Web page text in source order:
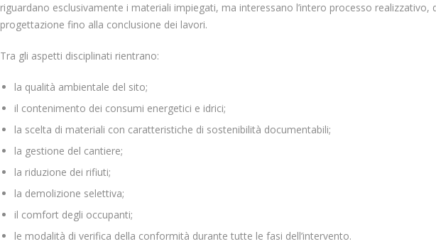
riguardano esclusivamente i materiali impiegati, ma interessano l’intero processo realizzativo,
progettazione fino alla conclusione dei lavori.
Tra gli aspetti disciplinati rientrano:
la qualità ambientale del sito;
il contenimento dei consumi energetici e idrici;
la scelta di materiali con caratteristiche di sostenibilità documentabili;
la gestione del cantiere;
la riduzione dei rifiuti;
la demolizione selettiva;
il comfort degli occupanti;
le modalità di verifica della conformità durante tutte le fasi dell’intervento.